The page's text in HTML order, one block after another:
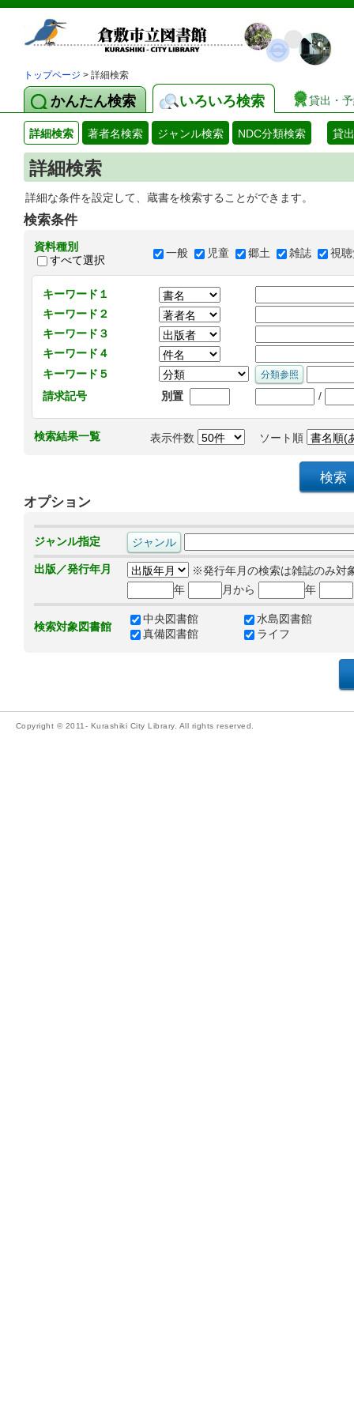
トップページ > 詳細検索
かんたん検索 いろいろ検索 貸出・
詳細検索 著者名検索 ジャンル検索 NDC分類検索 貸
詳細検索
詳細な条件を設定して、蔵書を検索することができます。
検索条件
資料種別
すべて選択
一般 児童 郷土 雑誌 視
キーワード１
キーワード２
キーワード３
キーワード４
キーワード５
請求記号
別置 /
検索結果一覧 表示件数 ソート順
オプション
ジャンル指定
出版／発行年月
※発行年月の検索は雑誌のみ対
年
月から 年
検索対象図書館
中央図書館
水島図書館
真備図書館
ライフ
Copyright © 2011- Kurashiki City Library. All rights reserved.